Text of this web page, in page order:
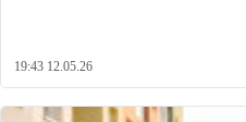
19:43 12.05.26